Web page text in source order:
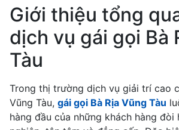
Giới thiệu tổng
dịch vụ gái gọi Bà
Tàu
Trong thị trường dịch vụ giải trí cao
Vũng Tàu, gái gọi Bà Rịa Vũng Tàu
hàng đầu của những khách hàng đòi